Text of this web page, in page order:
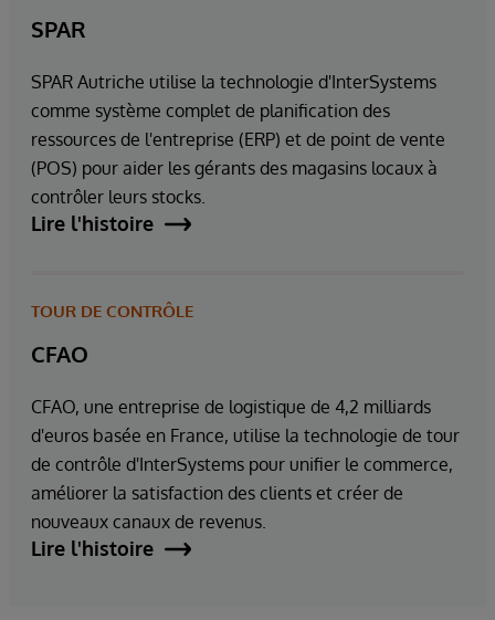
SPAR
SPAR Autriche utilise la technologie d'InterSystems
comme système complet de planification des
ressources de l'entreprise (ERP) et de point de vente
(POS) pour aider les gérants des magasins locaux à
contrôler leurs stocks.
Lire l'histoire
TOUR DE CONTRÔLE
CFAO
CFAO, une entreprise de logistique de 4,2 milliards
d'euros basée en France, utilise la technologie de tour
de contrôle d'InterSystems pour unifier le commerce,
améliorer la satisfaction des clients et créer de
nouveaux canaux de revenus.
Lire l'histoire